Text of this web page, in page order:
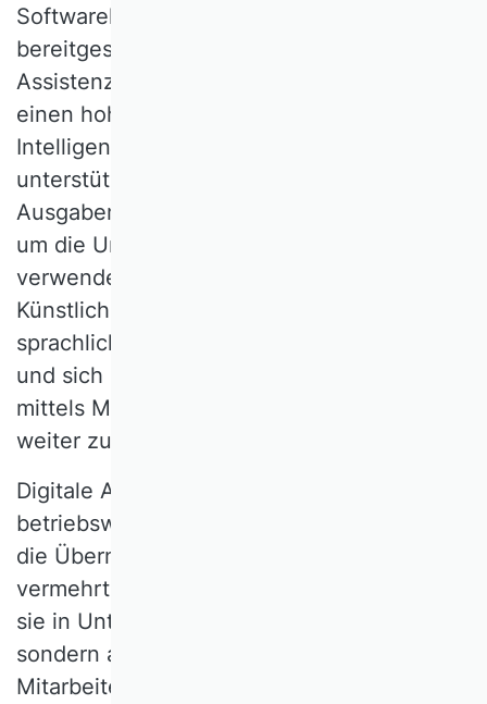
Softwarekomponenten realisiert und
bereitgestellt. Moderne digitale
Assistenzsysteme zeichnen sich durch
einen hohen Grad an Interaktivität und
Intelligenz aus (Maedche et al., 2016). Sie
unterstützen verschiedenste Ein- und
Ausgabemodalitäten und nutzen Sensorik,
um die Umgebung wahrzunehmen. Sie
verwenden Methoden und Techniken der
Künstlichen Intelligenz, um natürlich-
sprachliche Interaktionen zu ermöglichen
und sich auf Basis gesammelter Daten
mittels Maschinellen Lernens kontinuierlich
weiter zu entwickeln.
Digitale Assistenzsysteme bieten große
betriebswirtschaftliche Potenziale. Durch
die Übernahme von Routineaufgaben und
vermehrt auch als digitaler Coach können
sie in Unternehmen nicht nur Produktivität,
sondern auch das Wohlbefinden von
Mitarbeitern und Mitarbeiterinnen steigern.